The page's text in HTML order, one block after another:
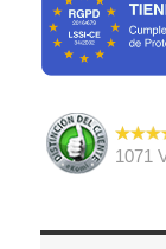
1071